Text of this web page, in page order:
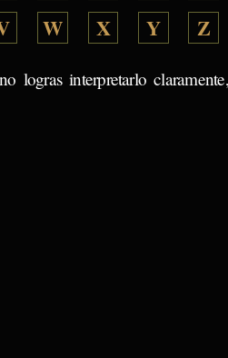
W X Y Z
logras interpretarlo